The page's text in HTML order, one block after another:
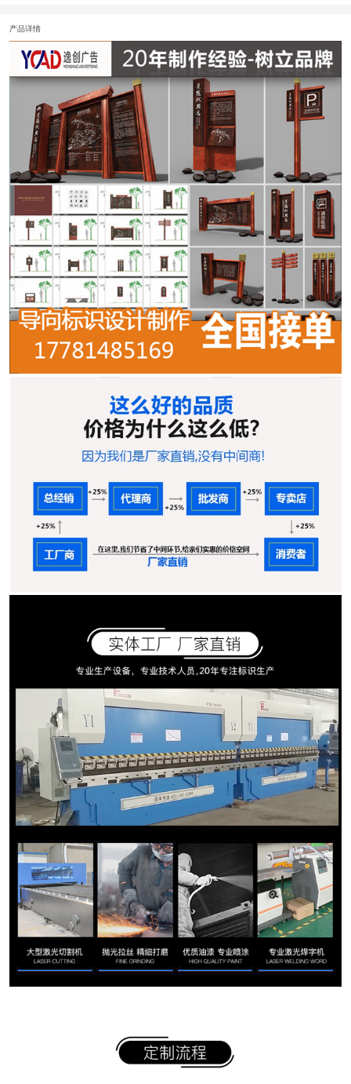
产品详情